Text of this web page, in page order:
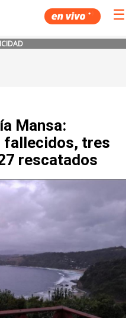
☰
Mansa:
fallecidos, tres
rescatados